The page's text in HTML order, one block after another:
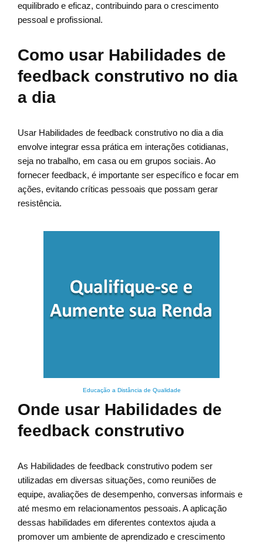
equilibrado e eficaz, contribuindo para o crescimento
pessoal e profissional.
Como usar Habilidades de
feedback construtivo no dia
a dia
Usar Habilidades de feedback construtivo no dia a dia
envolve integrar essa prática em interações cotidianas,
seja no trabalho, em casa ou em grupos sociais. Ao
fornecer feedback, é importante ser específico e focar em
ações, evitando críticas pessoais que possam gerar
resistência.
Educação a Distância de Qualidade
Onde usar Habilidades de
feedback construtivo
As Habilidades de feedback construtivo podem ser
utilizadas em diversas situações, como reuniões de
equipe, avaliações de desempenho, conversas informais e
até mesmo em relacionamentos pessoais. A aplicação
dessas habilidades em diferentes contextos ajuda a
promover um ambiente de aprendizado e crescimento